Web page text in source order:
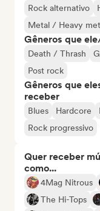
Rock alternativo
Metal / Heavy
Gêneros que
Death / Thrash
Post rock
Gêneros que
receber
Blues Hardcore
Rock progressivo
Quer receber
como...
4Mag Nitrous
The Hi-Tops